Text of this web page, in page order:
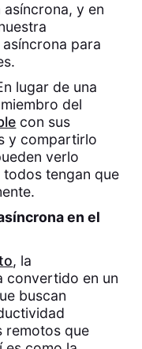
y en
para
lugar de una
del
con sus
y compartirlo
verlo
todos tengan que
en el
, la
convertido en un
buscan
remotos que